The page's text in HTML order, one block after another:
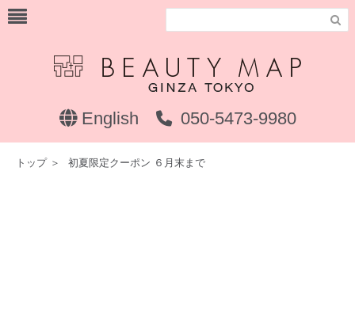

English 050-5473-9980
トップ＞ 初夏限定クーポン ６月末まで